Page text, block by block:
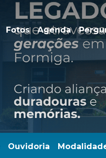
Fotos Agenda
Ouvidoria